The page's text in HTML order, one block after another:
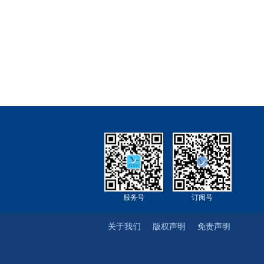
订阅号
服务号
免责声明
版权声明
关于我们